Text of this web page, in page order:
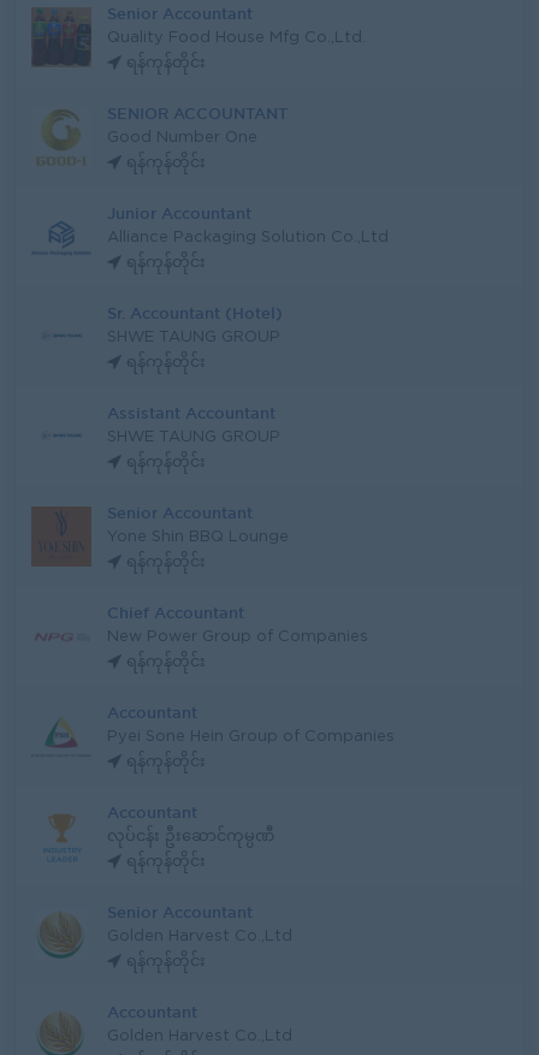
Senior Accountant
Quality Food House Mfg Co.,Ltd.
ရန်ကုန်တိုင်း
SENIOR ACCOUNTANT
Good Number One
ရန်ကုန်တိုင်း
Junior Accountant
Alliance Packaging Solution Co.,Ltd
ရန်ကုန်တိုင်း
Sr. Accountant (Hotel)
SHWE TAUNG GROUP
ရန်ကုန်တိုင်း
Assistant Accountant
SHWE TAUNG GROUP
ရန်ကုန်တိုင်း
Senior Accountant
Yone Shin BBQ Lounge
ရန်ကုန်တိုင်း
Chief Accountant
New Power Group of Companies
ရန်ကုန်တိုင်း
Accountant
Pyei Sone Hein Group of Companies
ရန်ကုန်တိုင်း
Accountant
လုပ်ငန်း ဦးဆောင်ကုမ္ပဏီ
ရန်ကုန်တိုင်း
Senior Accountant
Golden Harvest Co.,Ltd
ရန်ကုန်တိုင်း
Accountant
Golden Harvest Co.,Ltd